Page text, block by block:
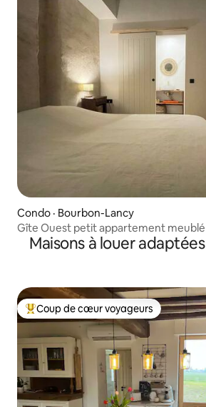
Condo · Bourbon-Lancy
Gîte Ouest petit appartement meublé
Maisons à louer
Coup de cœur voyageurs parmi les
Coup de cœur voyageurs